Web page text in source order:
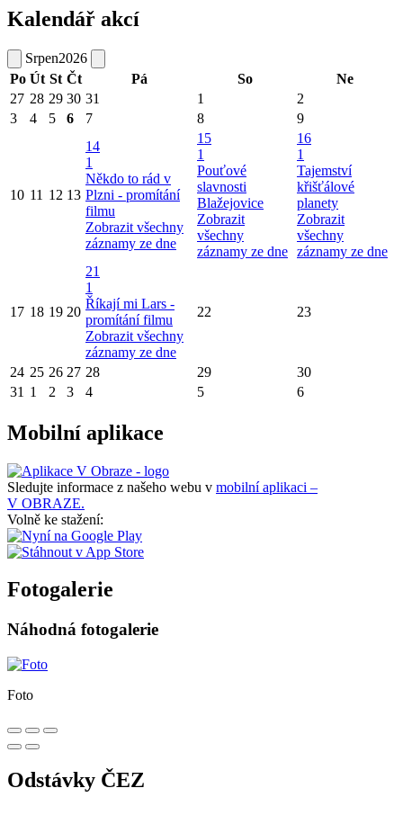
Kalendář akcí
Srpen2026
Po Út St Čt Pá So
Ne
27 28 29 30 31 1
2
3
4 5 6 7 8 9
10 11 12 13
14
1
Někdo to rád v
Plzni - promítání
filmu
Zobrazit všechny
záznamy ze dne
15
1
Pouťové
slavnosti
Blažejovice
Zobrazit
všechny
záznamy ze dne
16
1
Tajemství
křišťálové
planety
Zobrazit
všechny
záznamy ze dne
17 18 19 20
21
1
Říkají mi Lars -
promítání filmu
Zobrazit všechny
záznamy ze dne
22 23
24 25 26 27 28 29
30
31 1 2 3 4 5 6
Mobilní aplikace
Sledujte informace z našeho webu v mobilní aplikaci –
V OBRAZE.
Volně ke stažení:
Fotogalerie
Náhodná fotogalerie
Foto
Odstávky ČEZ